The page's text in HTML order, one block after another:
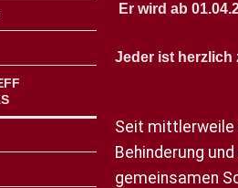
Er wird ab
Jeder ist herzlich
Seit mittlerweile
Behinderung
gemeinsamen